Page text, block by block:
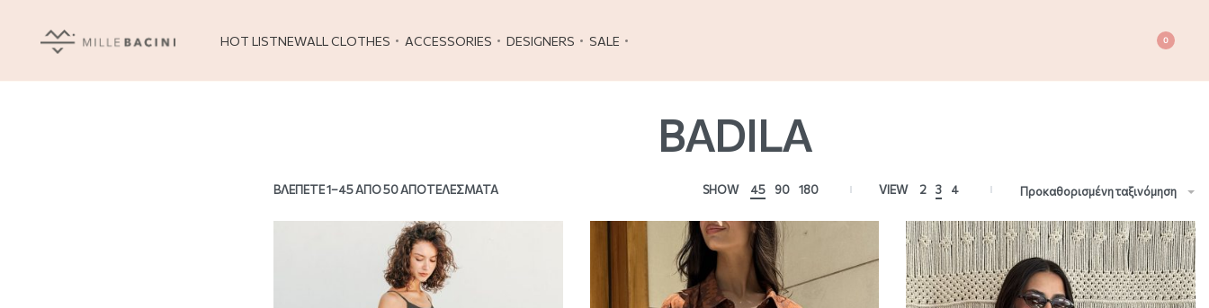
HOT LISTNEWALL CLOTHES ACCESSORIES DESIGNERS SALE 0
BADILA
ΒΛΈΠΕΤΕ 1–45 ΑΠΌ 50 ΑΠΟΤΕΛΈΣΜΑΤΑ SHOW 45 90 180 VIEW 2 3 4 Προκαθορισμένη ταξινόμηση